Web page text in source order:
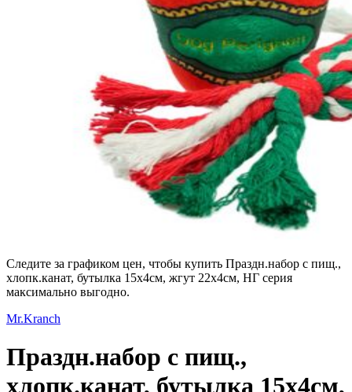
Следите за графиком цен, чтобы купить Праздн.набор с пищ.,
хлопк.канат, бутылка 15х4см, жгут 22х4см, НГ серия
максимально выгодно.
Mr.Kranch
Праздн.набор с пищ.,
хлопк.канат, бутылка 15х4см,